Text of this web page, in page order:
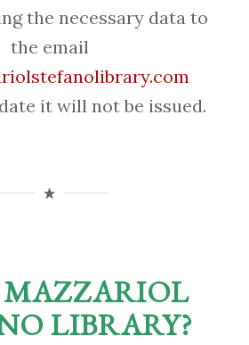
the necessary data to
the email
it will not be issued.
MAZZARIOL
LIBRARY?